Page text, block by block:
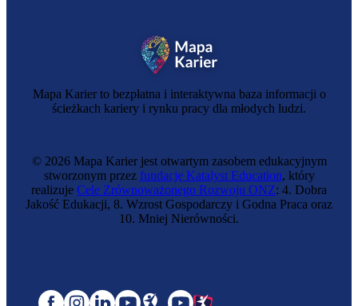
Mapa Karier to bezpłatna i interaktywna baza informacji o
ścieżkach kariery i rynku pracy dla młodych ludzi.
© 2026 Mapa Karier jest otwartym zasobem edukacyjnym
stworzonym przez fundację Katalyst Education, który
realizuje Cele Zrównoważonego Rozwoju ONZ: 4. Dobra
Jakość Edukacji, 8. Wzrost Gospodarczy i Godna Praca oraz
10. Mniej Nierówności.